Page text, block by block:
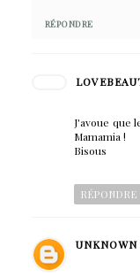
RÉPONDRE
J'avoue que
Mamamia !
Bisous
RÉPONDRE
UNKNOWN